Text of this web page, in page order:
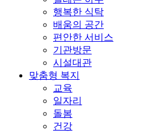
행복한 식탁
배움의 공간
편안한 서비스
기관방문
시설대관
맞춤형 복지
교육
일자리
돌봄
건강